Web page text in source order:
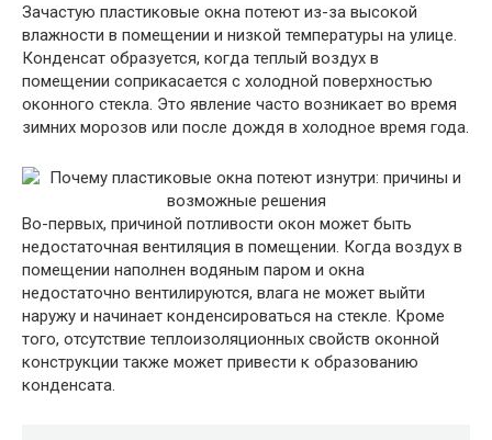
Зачастую пластиковые окна потеют из-за высокой
влажности в помещении и низкой температуры на улице.
Конденсат образуется, когда теплый воздух в
помещении соприкасается с холодной поверхностью
оконного стекла. Это явление часто возникает во время
зимних морозов или после дождя в холодное время года.
Во-первых, причиной потливости окон может быть
недостаточная вентиляция в помещении. Когда воздух в
помещении наполнен водяным паром и окна
недостаточно вентилируются, влага не может выйти
наружу и начинает конденсироваться на стекле. Кроме
того, отсутствие теплоизоляционных свойств оконной
конструкции также может привести к образованию
конденсата.